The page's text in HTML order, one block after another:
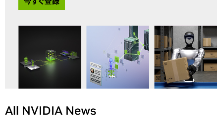
All NVIDIA News